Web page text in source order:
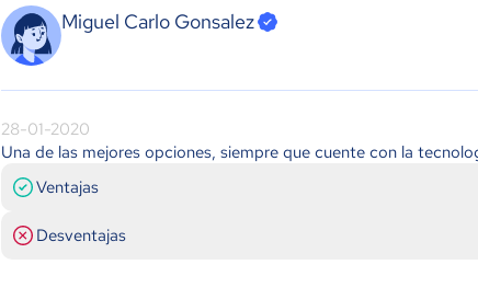
Miguel Carlo Gonsalez
28-01-2020
Una de las mejores opciones, siempre que cuente con la
Ventajas
Desventajas